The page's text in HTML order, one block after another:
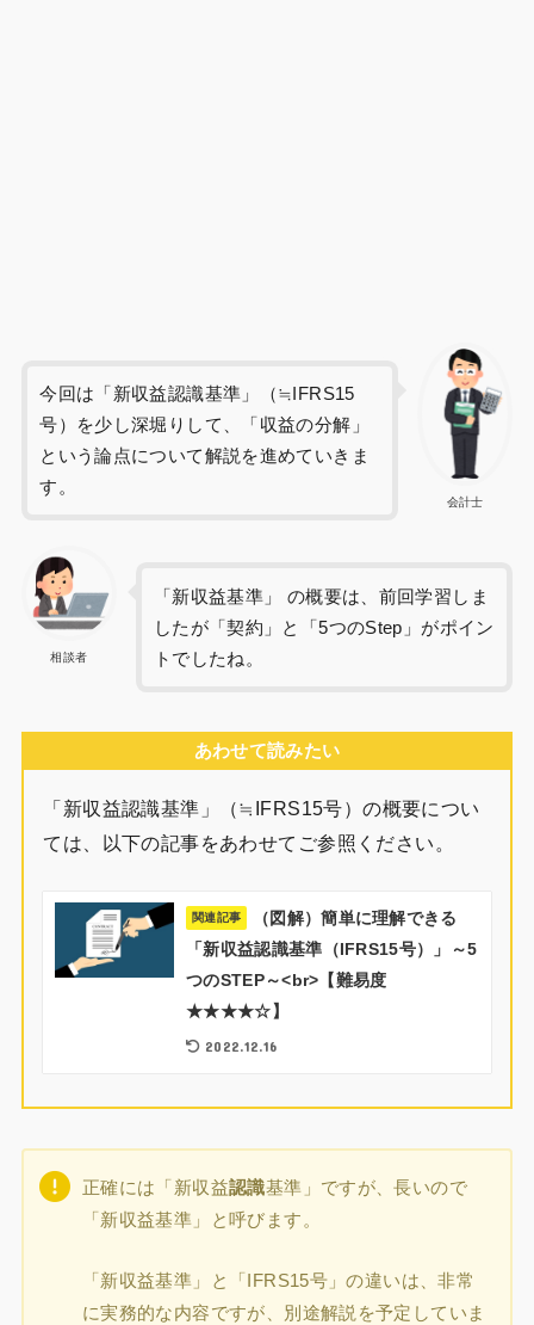
会計士
今回は「新収益認識基準」（≒IFRS15
号）を少し深堀りして、「収益の分解」
という論点について解説を進めていきま
す。
相談者
「新収益基準」 の概要は、前回学習しま
したが「契約」と「5つのStep」がポイン
トでしたね。
あわせて読みたい
「新収益認識基準」（≒IFRS15号）の概要につい
ては、以下の記事をあわせてご参照ください。
関連記事
（図解）簡単に理解できる
「新収益認識基準（IFRS15号）」～5
つのSTEP～<br>【難易度
★★★★☆】
2022.12.16
正確には「新収益認識基準」ですが、長いので
「新収益基準」と呼びます。
「新収益基準」と「IFRS15号」の違いは、非常
に実務的な内容ですが、別途解説を予定していま